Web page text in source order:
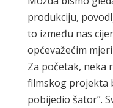
produkciju,
to između nas
općevažećim
Za početak, neka
filmskog projekta
pobijedio šator”.